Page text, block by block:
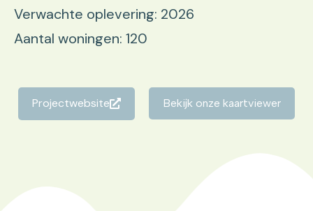
Verwachte oplevering: 2026
Aantal woningen: 120
Projectwebsite Bekijk onze kaartviewer